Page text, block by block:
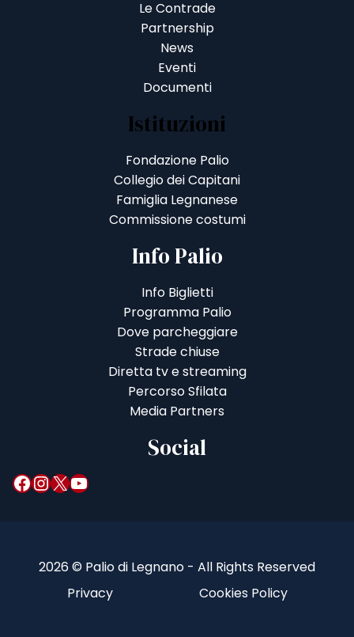
Le Contrade
Partnership
News
Eventi
Documenti
Istituzioni
Fondazione Palio
Collegio dei Capitani
Famiglia Legnanese
Commissione costumi
Info Palio
Info Biglietti
Programma Palio
Dove parcheggiare
Strade chiuse
Diretta tv e streaming
Percorso Sfilata
Media Partners
Social
Facebook InstagramX YouTube
2026 © Palio di Legnano - All Rights Reserved
Privacy
Cookies Policy